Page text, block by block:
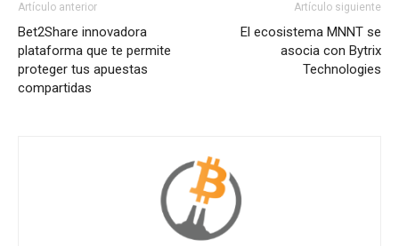
Artículo anterior
Bet2Share innovadora
plataforma que te permite
proteger tus apuestas
compartidas
Artículo siguiente
El ecosistema MNNT se
asocia con Bytrix
Technologies